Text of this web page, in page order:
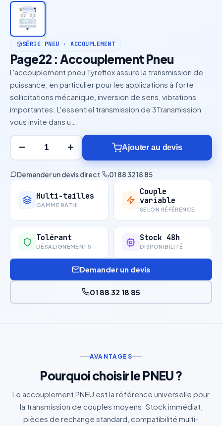
SÉRIE PNEU · ACCOUPLEMENT
Page22 : Accouplement Pneu
L'accouplement pneu Tyreflex assure la transmission de
puissance, en particulier pour les applications à forte
sollicitations mécanique, inversion de sens, vibrations
importantes. L'essentiel transmission de 3Transmission
vous invite dans u…
− + Ajouter au devis
Demander un devis direct· 01 88 32 18 85
Multi-tailles
GAMME RATHI
Couple
variable
SELON RÉFÉRENCE
Tolérant
DÉSALIGNEMENTS
Stock 48h
DISPONIBILITÉ
Demander un devis
01 88 32 18 85
AVANTAGES
Pourquoi choisir le PNEU ?
Le accouplement PNEU est la référence universelle pour
la transmission de couples moyens. Stock immédiat,
pièces de rechange standard, compatibilité multi-